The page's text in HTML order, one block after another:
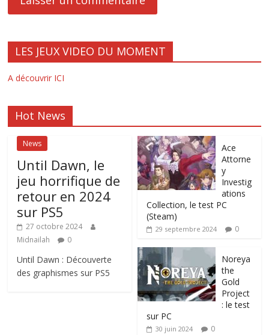
LES JEUX VIDEO DU MOMENT
A découvrir ICI
Hot News
News
Until Dawn, le
jeu horrifique de
retour en 2024
sur PS5
27 octobre 2024
Midnailah
0
Until Dawn : Découverte
des graphismes sur PS5
Ace
Attorne
y
Investig
ations
Collection, le test PC
(Steam)
29 septembre 2024 0
Noreya
the
Gold
Project
: le test
sur PC
30 juin 2024 0